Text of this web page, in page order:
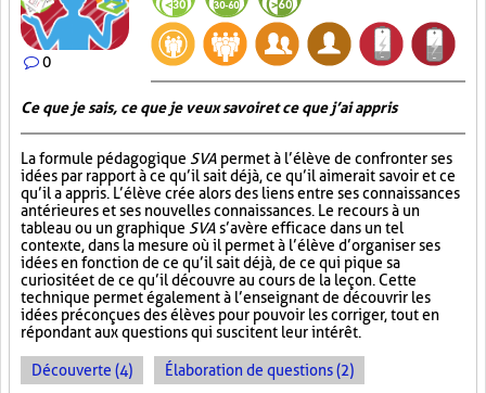
0
Ce que je sais, ce que je veux savoir et ce que j’ai appris
La formule pédagogique SVA permet à l’élève de confronter ses
idées par rapport à ce qu’il sait déjà, ce qu’il aimerait savoir et ce
qu’il a appris. L’élève crée alors des liens entre ses connaissances
antérieures et ses nouvelles connaissances. Le recours à un
tableau ou un graphique SVA s’avère efficace dans un tel
contexte, dans la mesure où il permet à l’élève d’organiser ses
idées en fonction de ce qu’il sait déjà, de ce qui pique sa
curiosité et de ce qu’il découvre au cours de la leçon. Cette
technique permet également à l’enseignant de découvrir les
idées préconçues des élèves pour pouvoir les corriger, tout en
répondant aux questions qui suscitent leur intérêt.
Découverte (4) Élaboration de questions (2)